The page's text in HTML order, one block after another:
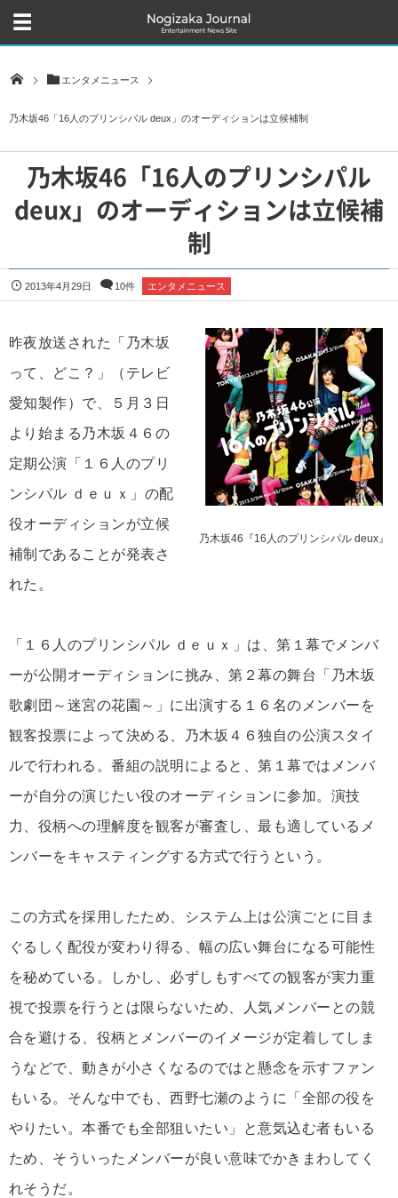
エンタメニュース
乃木坂46「16人のプリンシパル deux」のオーディションは立候補制
乃木坂46「16人のプリンシパル
deux」のオーディションは立候補
制
2013年4月29日 10件 エンタメニュース
乃木坂46『16人のプリンシパル deux』
昨夜放送された「乃木坂
って、どこ？」（テレビ
愛知製作）で、５月３日
より始まる乃木坂４６の
定期公演「１６人のプリ
ンシパル ｄｅｕｘ」の配
役オーディションが立候
補制であることが発表さ
れた。
「１６人のプリンシパル ｄｅｕｘ」は、第１幕でメンバ
ーが公開オーディションに挑み、第２幕の舞台「乃木坂
歌劇団～迷宮の花園～」に出演する１６名のメンバーを
観客投票によって決める、乃木坂４６独自の公演スタイ
ルで行われる。番組の説明によると、第１幕ではメンバ
ーが自分の演じたい役のオーディションに参加。演技
力、役柄への理解度を観客が審査し、最も適しているメ
ンバーをキャスティングする方式で行うという。
この方式を採用したため、システム上は公演ごとに目ま
ぐるしく配役が変わり得る、幅の広い舞台になる可能性
を秘めている。しかし、必ずしもすべての観客が実力重
視で投票を行うとは限らないため、人気メンバーとの競
合を避ける、役柄とメンバーのイメージが定着してしま
うなどで、動きが小さくなるのではと懸念を示すファン
もいる。そんな中でも、西野七瀬のように「全部の役を
やりたい。本番でも全部狙いたい」と意気込む者もいる
ため、そういったメンバーが良い意味でかきまわしてく
れそうだ。